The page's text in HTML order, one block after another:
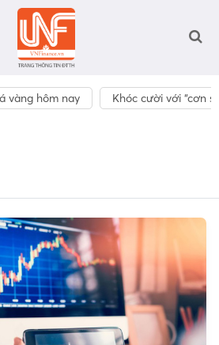
vàng hôm nay Khóc cười với “cơn